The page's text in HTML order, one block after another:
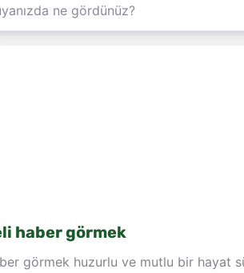
haber görmek
görmek huzurlu ve mutlu bir hayat